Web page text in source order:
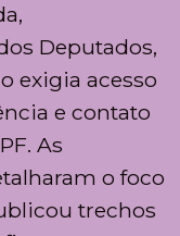
Deputados,
exigia acesso
e contato
As
o foco
trechos